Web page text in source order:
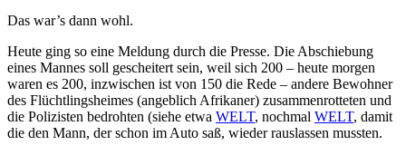
Das war’s dann wohl.
Heute ging so eine Meldung durch die Presse. Die Abschiebung
eines Mannes soll gescheitert sein, weil sich 200 – heute morgen
waren es 200, inzwischen ist von 150 die Rede – andere Bewohner
des Flüchtlingsheimes (angeblich Afrikaner) zusammenrotteten und
die Polizisten bedrohten (siehe etwa WELT, nochmal WELT, damit
die den Mann, der schon im Auto saß, wieder rauslassen mussten.